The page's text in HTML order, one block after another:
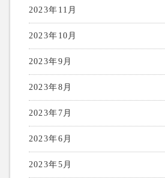
2023年11月
2023年10月
2023年9月
2023年8月
2023年7月
2023年6月
2023年5月